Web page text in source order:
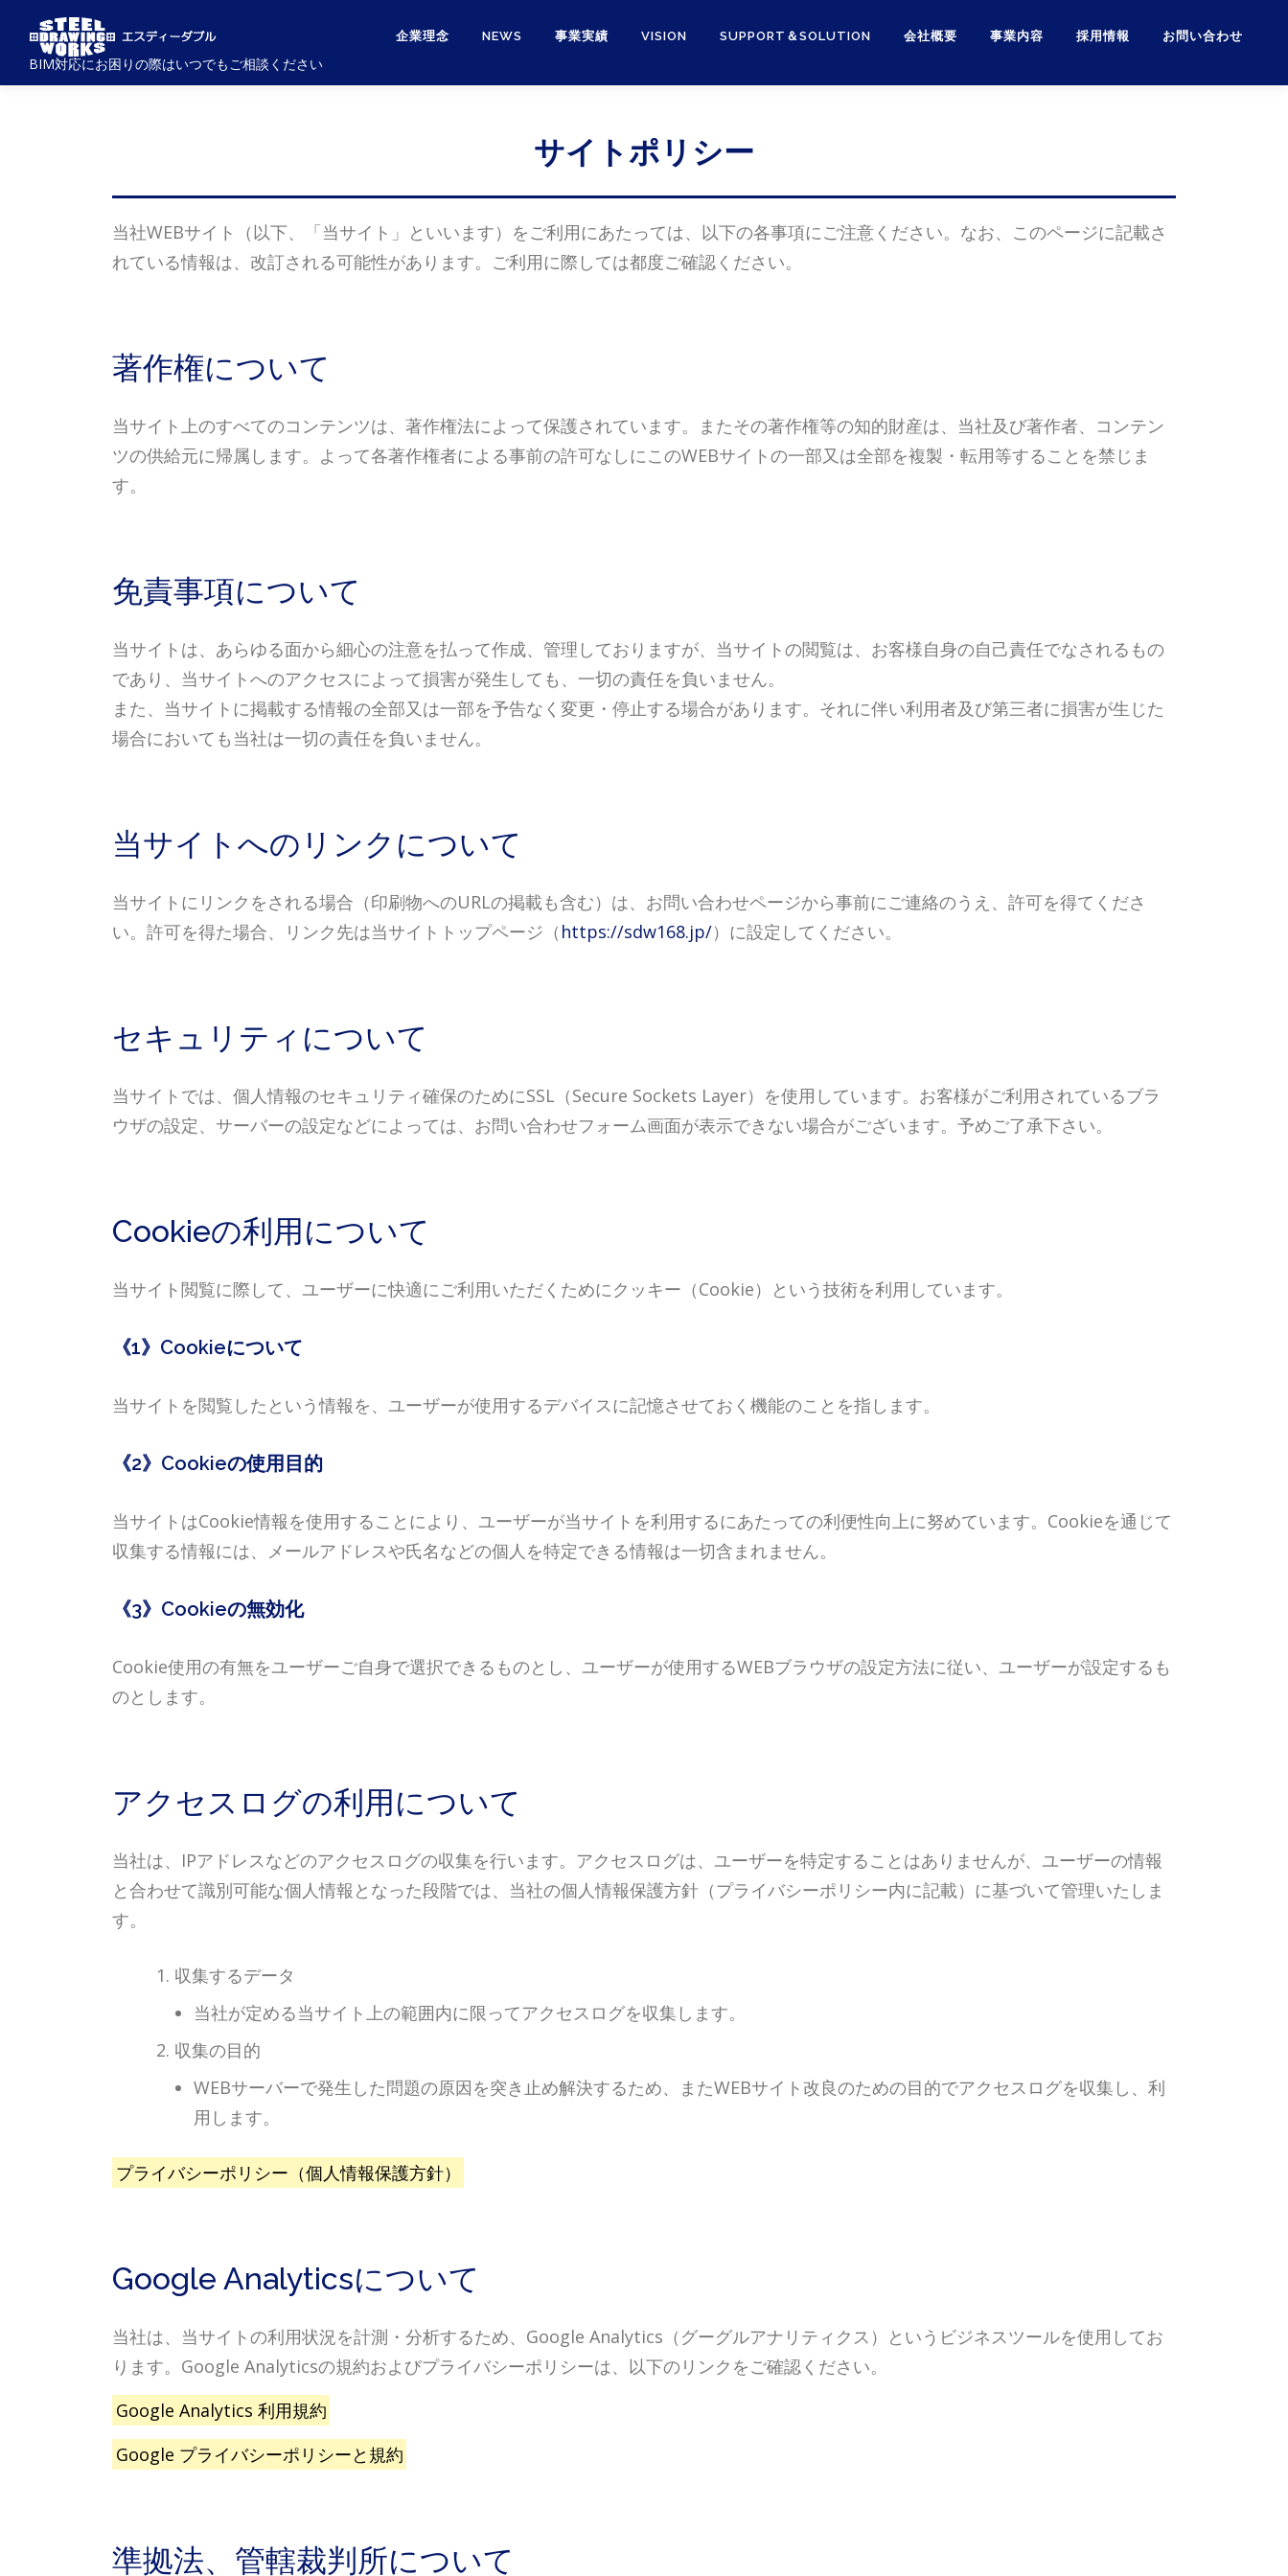
BIM対応にお困りの際はいつでもご相談ください
企業理念 NEWS 事業実績 VISION SUPPORT＆SOLUTION 会社概要 事業内容 採用情報 お問い合わせ
サイトポリシー
当社WEBサイト（以下、「当サイト」といいます）をご利用にあたっては、以下の各事項にご注意ください。なお、このページに記載さ
れている情報は、改訂される可能性があります。ご利用に際しては都度ご確認ください。
著作権について
当サイト上のすべてのコンテンツは、著作権法によって保護されています。またその著作権等の知的財産は、当社及び著作者、コンテン
ツの供給元に帰属します。よって各著作権者による事前の許可なしにこのWEBサイトの一部又は全部を複製・転用等することを禁じま
す。
免責事項について
当サイトは、あらゆる面から細心の注意を払って作成、管理しておりますが、当サイトの閲覧は、お客様自身の自己責任でなされるもの
であり、当サイトへのアクセスによって損害が発生しても、一切の責任を負いません。
また、当サイトに掲載する情報の全部又は一部を予告なく変更・停止する場合があります。それに伴い利用者及び第三者に損害が生じた
場合においても当社は一切の責任を負いません。
当サイトへのリンクについて
当サイトにリンクをされる場合（印刷物へのURLの掲載も含む）は、お問い合わせページから事前にご連絡のうえ、許可を得てくださ
い。許可を得た場合、リンク先は当サイトトップページ（ https://sdw168.jp/）に設定してください。
セキュリティについて
当サイトでは、個人情報のセキュリティ確保のためにSSL（Secure Sockets Layer）を使用しています。お客様がご利用されているブラ
ウザの設定、サーバーの設定などによっては、お問い合わせフォーム画面が表示できない場合がございます。予めご了承下さい。
Cookieの利用について
当サイト閲覧に際して、ユーザーに快適にご利用いただくためにクッキー（Cookie）という技術を利用しています。
《1》Cookieについて
当サイトを閲覧したという情報を、ユーザーが使用するデバイスに記憶させておく機能のことを指します。
《2》Cookieの使用目的
当サイトはCookie情報を使用することにより、ユーザーが当サイトを利用するにあたっての利便性向上に努めています。Cookieを通じて
収集する情報には、メールアドレスや氏名などの個人を特定できる情報は一切含まれません。
《3》Cookieの無効化
Cookie使用の有無をユーザーご自身で選択できるものとし、ユーザーが使用するWEBブラウザの設定方法に従い、ユーザーが設定するも
のとします。
アクセスログの利用について
当社は、IPアドレスなどのアクセスログの収集を行います。アクセスログは、ユーザーを特定することはありませんが、ユーザーの情報
と合わせて識別可能な個人情報となった段階では、当社の個人情報保護方針（プライバシーポリシー内に記載）に基づいて管理いたしま
す。
収集するデータ
当社が定める当サイト上の範囲内に限ってアクセスログを収集します。
収集の目的
WEBサーバーで発生した問題の原因を突き止め解決するため、またWEBサイト改良のための目的でアクセスログを収集し、利
用します。
プライバシーポリシー（個人情報保護方針）
Google Analyticsについて
当社は、当サイトの利用状況を計測・分析するため、Google Analytics（グーグルアナリティクス）というビジネスツールを使用してお
ります。Google Analyticsの規約およびプライバシーポリシーは、以下のリンクをご確認ください。
Google Analytics 利用規約
Google プライバシーポリシーと規約
準拠法、管轄裁判所について